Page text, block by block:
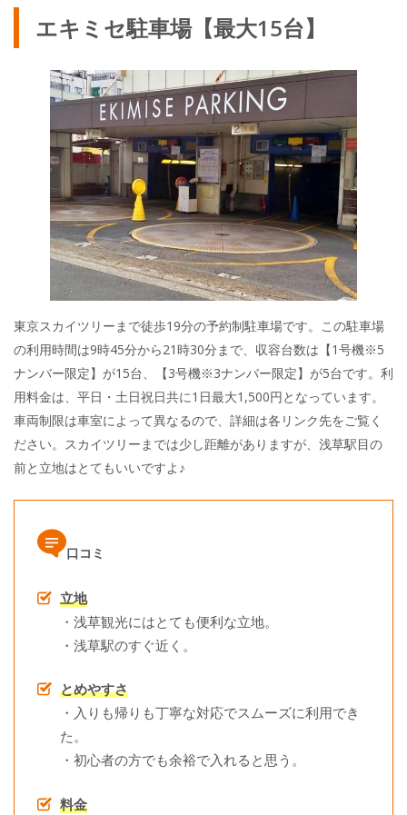
エキミセ駐車場【最大15台】
東京スカイツリーまで徒歩19分の予約制駐車場です。この駐車場
の利用時間は9時45分から21時30分まで、収容台数は【1号機※5
ナンバー限定】が15台、【3号機※3ナンバー限定】が5台です。利
用料金は、平日・土日祝日共に1日最大1,500円となっています。
車両制限は車室によって異なるので、詳細は各リンク先をご覧く
ださい。スカイツリーまでは少し距離がありますが、浅草駅目の
前と立地はとてもいいですよ♪
口コミ
立地
・浅草観光にはとても便利な立地。
・浅草駅のすぐ近く。
とめやすさ
・入りも帰りも丁寧な対応でスムーズに利用でき
た。
・初心者の方でも余裕で入れると思う。
料金